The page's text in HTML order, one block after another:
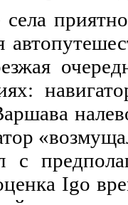
села приятно
:
«
с
Igo